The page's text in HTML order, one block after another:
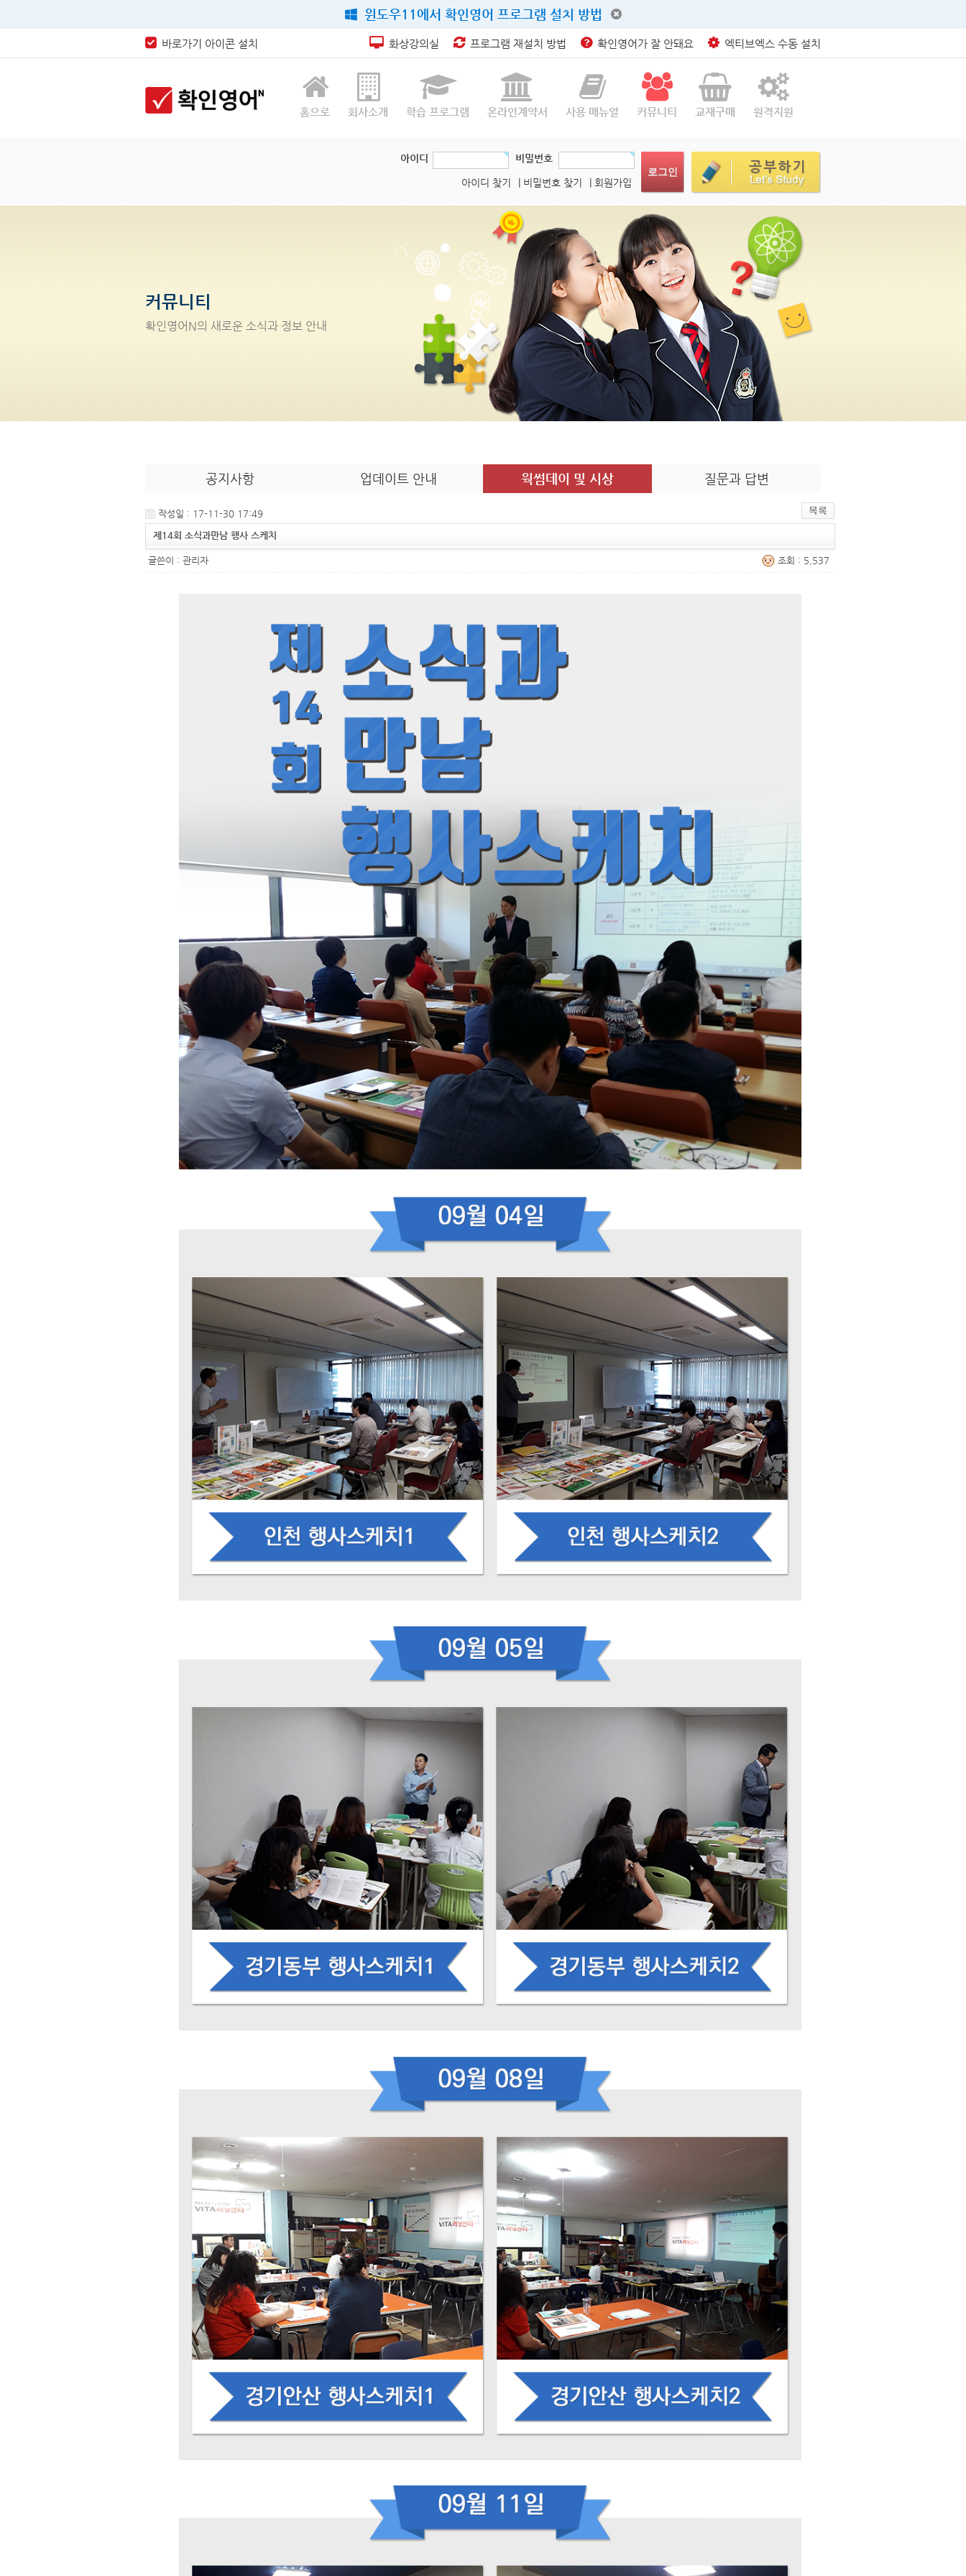
윈도우11에서 확인영어 프로그램 설치 방법
바로가기 아이콘 설치 화상강의실 프로그램 재설치 방법 확인영어가 잘 안돼요 엑티브엑스 수동 설치
홈으로 회사소개 학습 프로그램 온라인계약서 사용 매뉴얼 커뮤니티 교재구매 원격지원
아이디 비밀번호
아이디 찾기 | 비밀번호 찾기 | 회원가입
커뮤니티
확인영어 N의 새로운 소식과 정보 안내
공지사항 업데이트 안내 웍썸데이 및 시상 질문과 답변
작성일 : 17-11-30 17:49
제14회 소식과만남 행사 스케치
글쓴이 : 관리자 조회 : 5,537